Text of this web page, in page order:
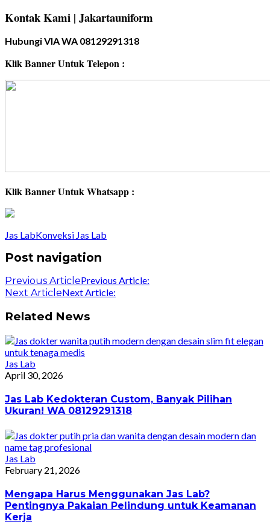
Kontak Kami | Jakartauniform
Hubungi VIA WA 08129291318
Klik Banner Untuk Telepon :
Klik Banner Untuk Whatsapp :
Jas LabKonveksi Jas Lab
Post navigation
Previous ArticlePrevious Article:
Next ArticleNext Article:
Related News
Jas Lab
April 30, 2026
Jas Lab Kedokteran Custom, Banyak Pilihan
Ukuran! WA 08129291318
Jas Lab
February 21, 2026
Mengapa Harus Menggunakan Jas Lab?
Pentingnya Pakaian Pelindung untuk Keamanan
Kerja